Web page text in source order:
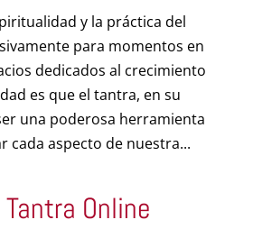
y la práctica del
para momentos en
dedicados al crecimiento
es que el tantra, en su
una poderosa herramienta
cada aspecto de nuestra...
Online